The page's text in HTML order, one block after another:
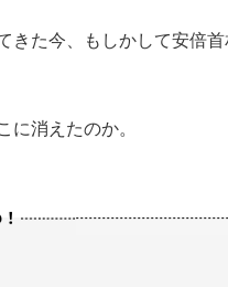
た今、もしかして安倍
消えたのか。